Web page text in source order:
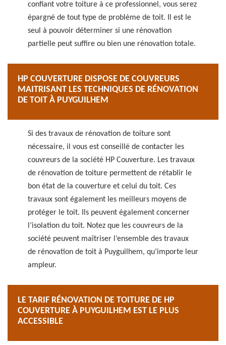
confiant votre toiture à ce professionnel, vous serez
épargné de tout type de problème de toit. Il est le
seul à pouvoir déterminer si une rénovation
partielle peut suffire ou bien une rénovation totale.
HP COUVERTURE DISPOSE DE COUVREURS
MAITRISANT LES TECHNIQUES DE RÉNOVATION
DE TOIT À PUYGUILHEM
Si des travaux de rénovation de toiture sont
nécessaire, il vous est conseillé de contacter les
couvreurs de la société HP Couverture. Les travaux
de rénovation de toiture permettent de rétablir le
bon état de la couverture et celui du toit. Ces
travaux sont également les meilleurs moyens de
protéger le toit. Ils peuvent également concerner
l’isolation du toit. Notez que les couvreurs de la
société peuvent maîtriser l’ensemble des travaux
de rénovation de toit à Puyguilhem, qu’importe leur
ampleur.
LE TARIF RÉNOVATION DE TOITURE DE HP
COUVERTURE À PUYGUILHEM EST LE PLUS
ACCESSIBLE